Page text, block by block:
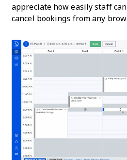
appreciate how easily staff
cancel bookings from any